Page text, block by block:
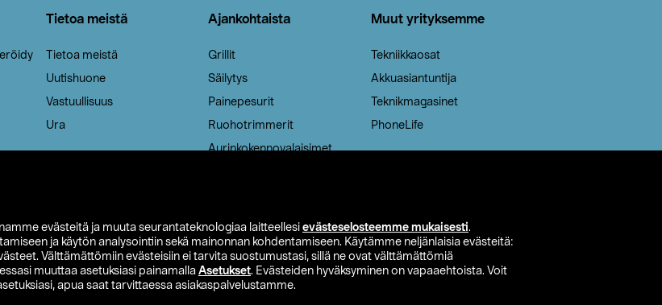
evästeitä ja muuta seurantateknologiaa laitteellesi evästeselosteemme mukaisesti.
ja käytön analysointiin sekä mainonnan kohdentamiseen. Käytämme neljänlaisia evästeitä:
Välttämättömiin evästeisiin ei tarvita suostumustasi, sillä ne ovat välttämättömiä
muuttaa asetuksiasi painamalla Asetukset. Evästeiden hyväksyminen on vapaaehtoista. Voit
apua saat tarvittaessa asiakaspalvelustamme.
Tietoa meistä
Tietoa meistä
Uutishuone
Vastuullisuus
Ura
Ajankohtaista
Grillit
Säilytys
Painepesurit
Ruohotrimmerit
Aurinkokennovalaisimet
Muut yrityksemme
Tekniikkaosat
Akkuasiantuntija
Teknikmagasinet
PhoneLife